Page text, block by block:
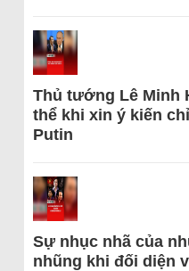
Thủ tướng Lê Minh
thể khi xin ý kiến
Putin
Sự nhục nhã của
nhũng khi đối diện